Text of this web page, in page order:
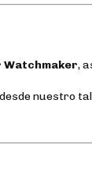
Watchmaker,
nuestro